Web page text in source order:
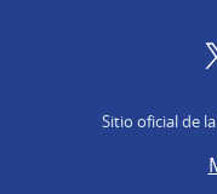
Sitio oficial de